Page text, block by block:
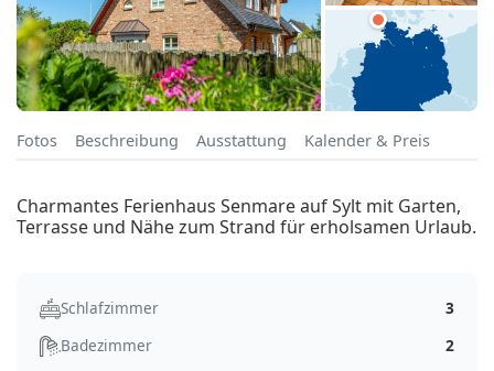
Fotos Beschreibung Ausstattung Kalender & Preis
Charmantes Ferienhaus Senmare auf Sylt mit Garten,
Terrasse und Nähe zum Strand für erholsamen Urlaub.
Schlafzimmer
3
Badezimmer
2